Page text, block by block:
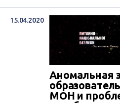
электронной
ранее министр
изданию ZN.UA
будет служить
15.04.2020
Аномальная
МОН и